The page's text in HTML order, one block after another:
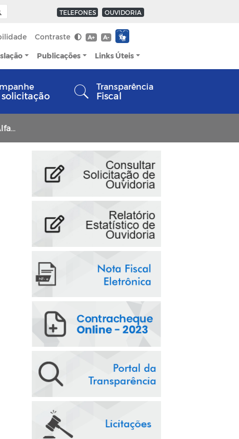
TELEFONES OUVIDORIA
Contraste A+ A-
Publicações Links Úteis
solicitação
Transparência
Fiscal